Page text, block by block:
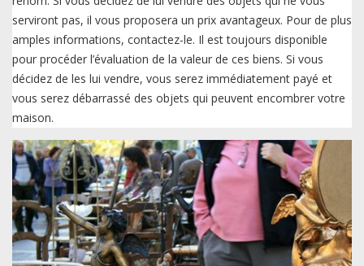
serviront pas, il vous proposera un prix avantageux. Pour de plus
amples informations, contactez-le. Il est toujours disponible
pour procéder l’évaluation de la valeur de ces biens. Si vous
décidez de les lui vendre, vous serez immédiatement payé et
vous serez débarrassé des objets qui peuvent encombrer votre
maison.